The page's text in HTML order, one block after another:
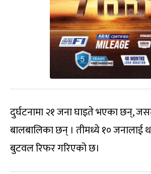
दुर्घटनामा २१ जना घाइते भएका छन्,
बालबालिका छन् । तीमध्ये १० जनालाई
बुटवल रिफर गरिएको छ।